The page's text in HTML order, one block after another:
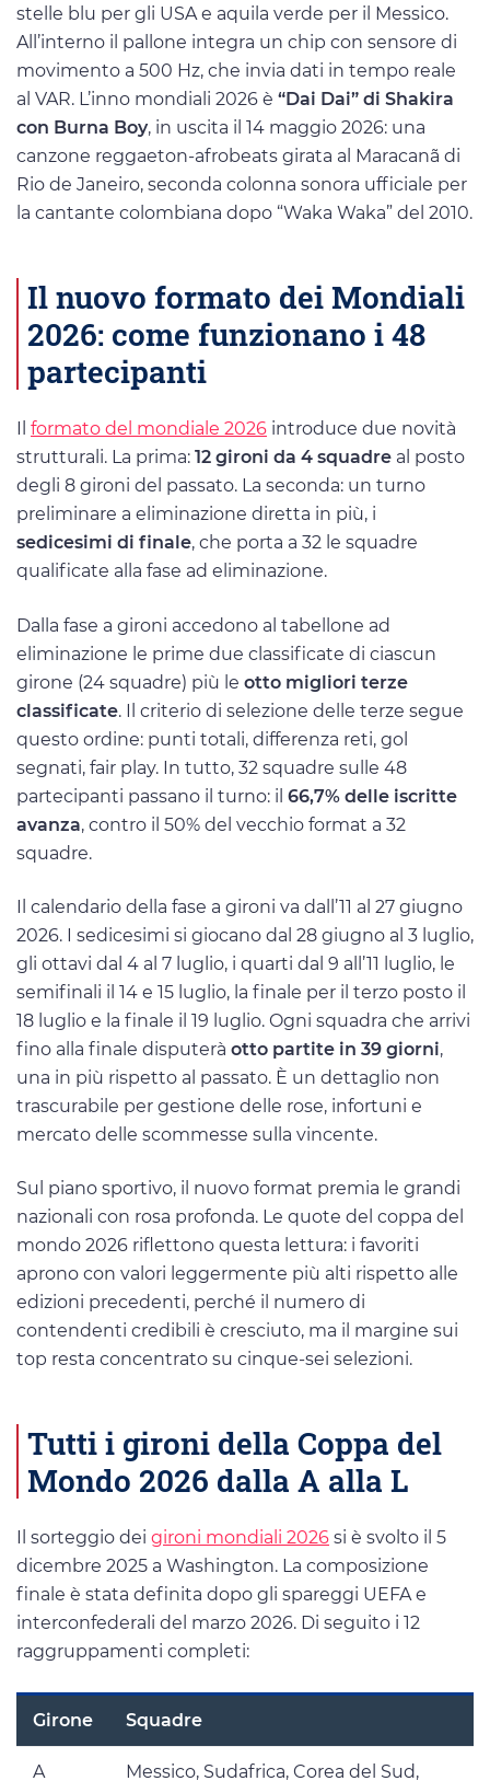
stelle blu per gli USA e aquila verde per il Messico.
All’interno il pallone integra un chip con sensore di
movimento a 500 Hz, che invia dati in tempo reale
al VAR. L’inno mondiali 2026 è “Dai Dai” di Shakira
con Burna Boy, in uscita il 14 maggio 2026: una
canzone reggaeton-afrobeats girata al Maracanã di
Rio de Janeiro, seconda colonna sonora ufficiale per
la cantante colombiana dopo “Waka Waka” del 2010.
Il nuovo formato dei Mondiali
2026: come funzionano i 48
partecipanti
formato del mondiale 2026 introduce due novità
strutturali. La prima: 12 gironi da 4 squadre al posto
degli 8 gironi del passato. La seconda: un turno
preliminare a eliminazione diretta in più, i
sedicesimi di finale, che porta a 32 le squadre
qualificate alla fase ad eliminazione.
Dalla fase a gironi accedono al tabellone ad
eliminazione le prime due classificate di ciascun
girone (24 squadre) più le otto migliori terze
classificate. Il criterio di selezione delle terze segue
questo ordine: punti totali, differenza reti, gol
segnati, fair play. In tutto, 32 squadre sulle 48
partecipanti passano il turno: il 66,7% delle iscritte
avanza, contro il 50% del vecchio format a 32
squadre.
Il calendario della fase a gironi va dall’11 al 27 giugno
2026. I sedicesimi si giocano dal 28 giugno al 3 luglio,
gli ottavi dal 4 al 7 luglio, i quarti dal 9 all’11 luglio, le
semifinali il 14 e 15 luglio, la finale per il terzo posto il
18 luglio e la finale il 19 luglio. Ogni squadra che arrivi
fino alla finale disputerà otto partite in 39 giorni,
una in più rispetto al passato. È un dettaglio non
trascurabile per gestione delle rose, infortuni e
mercato delle scommesse sulla vincente.
Sul piano sportivo, il nuovo format premia le grandi
nazionali con rosa profonda. Le quote del coppa del
mondo 2026 riflettono questa lettura: i favoriti
aprono con valori leggermente più alti rispetto alle
edizioni precedenti, perché il numero di
contendenti credibili è cresciuto, ma il margine sui
top resta concentrato su cinque-sei selezioni.
Tutti i gironi della Coppa del
Mondo 2026 dalla A alla L
Il sorteggio dei gironi mondiali 2026 si è svolto il 5
dicembre 2025 a Washington. La composizione
finale è stata definita dopo gli spareggi UEFA e
interconfederali del marzo 2026. Di seguito i 12
raggruppamenti completi:
Girone Squadre
A Messico, Sudafrica, Corea del Sud,